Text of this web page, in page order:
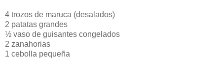
4 trozos de maruca (desalados)
2 patatas grandes
½ vaso de guisantes congelados
2 zanahorias
1 cebolla pequeña